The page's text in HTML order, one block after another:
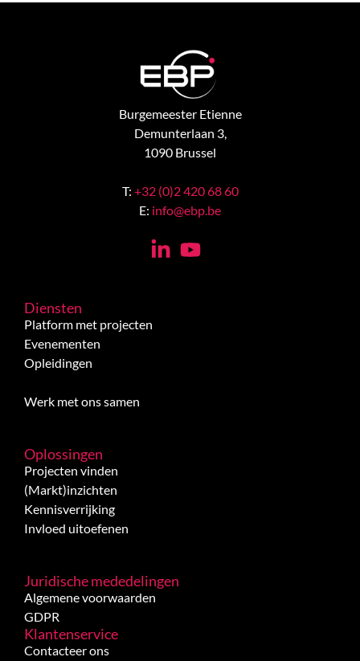
Burgemeester Etienne
Demunterlaan 3,
1090 Brussel
T: +32 (0)2 420 68 60
E: info@ebp.be
Diensten
Platform met projecten
Evenementen
Opleidingen
Werk met ons samen
Oplossingen
Projecten vinden
(Markt)inzichten
Kennisverrijking
Invloed uitoefenen
Juridische mededelingen
Algemene voorwaarden
GDPR
Klantenservice
Contacteer ons